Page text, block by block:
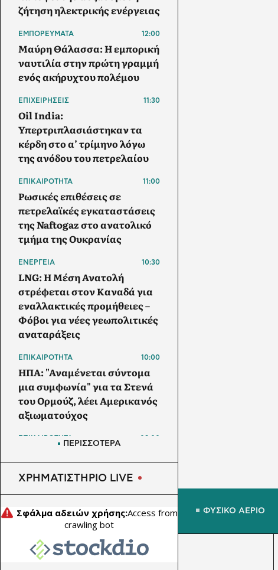
ΦΥΣΙΚΟ ΑΕΡΙΟ
ζήτηση ηλεκτρικής ενέργειας
ΕΜΠΟΡΕΥΜΑΤΑ 12:00
Μαύρη Θάλασσα: Η εμπορική
ναυτιλία στην πρώτη γραμμή
ενός ακήρυχτου πολέμου
ΕΠΙΧΕΙΡΗΣΕΙΣ 11:30
Oil India:
Υπερτριπλασιάστηκαν τα
κέρδη στο α’ τρίμηνο λόγω
της ανόδου του πετρελαίου
ΕΠΙΚΑΙΡΟΤΗΤΑ 11:00
Ρωσικές επιθέσεις σε
πετρελαϊκές εγκαταστάσεις
της Naftogaz στο ανατολικό
τμήμα της Ουκρανίας
ΕΝΕΡΓΕΙΑ 10:30
LNG: Η Μέση Ανατολή
στρέφεται στον Καναδά για
εναλλακτικές προμήθειες –
Φόβοι για νέες γεωπολιτικές
αναταράξεις
ΕΠΙΚΑΙΡΟΤΗΤΑ 10:00
ΗΠΑ: "Αναμένεται σύντομα
μια συμφωνία" για τα Στενά
του Ορμούζ, λέει Αμερικανός
αξιωματούχος
ΕΠΙΚΑΙΡΟΤΗΤΑ 09:00
Επιτροπής χαιρετίζει την
έγκριση των κυρώσεων σε
βάρος της Ρωσίας από τη
Γερουσία των ΗΠΑ
ΔΕΔΔΗΕ: Σε ποιες περιοχές
της Αττικής θα γίνουν
ΠΕΡΙΣΣΟΤΕΡΑ
ΧΡΗΜΑΤΙΣΤΗΡΙΟ LIVE